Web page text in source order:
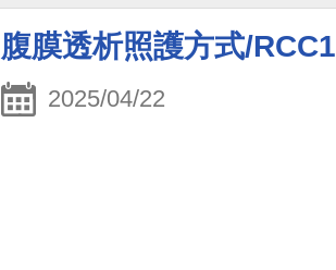
腹膜透析照護方式/RCC1
2025/04/22